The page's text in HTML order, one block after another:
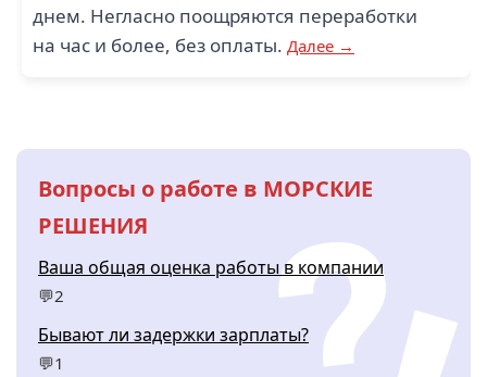
днем. Негласно поощряются переработки
на час и более, без оплаты. Далее →
Вопросы о работе в МОРСКИЕ
РЕШЕНИЯ
Ваша общая оценка работы в компании
💬2
Бывают ли задержки зарплаты?
💬1